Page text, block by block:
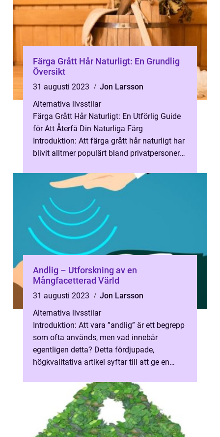
Färga Grått Hår Naturligt: En Grundlig
Översikt
31 augusti 2023
Jon Larsson
Alternativa livsstilar
Färga Grått Hår Naturligt: En Utförlig Guide
för Att Återfå Din Naturliga Färg
Introduktion: Att färga grått hår naturligt har
blivit alltmer populärt bland privatpersoner
Andlig – Utforskning av en
Mångfacetterad Värld
31 augusti 2023
Jon Larsson
Alternativa livsstilar
Introduktion: Att vara ”andlig” är ett begrepp
som ofta används, men vad innebär
egentligen detta? Detta fördjupade,
högkvalitativa artikel syftar till att ge en